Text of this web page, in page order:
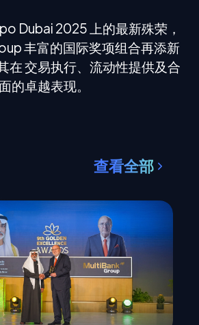
Dubai 2025 上的最新殊荣，
丰富的国际奖项组合再添新
在 交易执行、流动性提供及合
的卓越表现。
查看全部